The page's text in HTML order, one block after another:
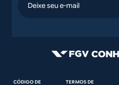
email
Rodapé
CÓDIGO DE
TERMOS DE